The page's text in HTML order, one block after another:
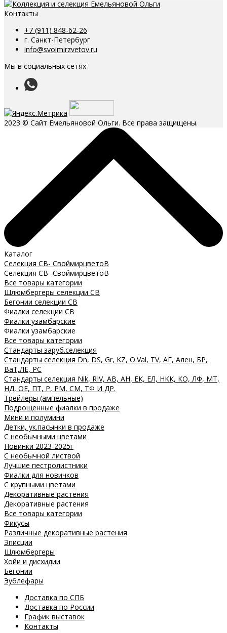
Контакты
+7 (911) 848-62-26
г. Санкт-Петербург
info@svoimirzvetov.ru
Мы в социальных сетях
2023 © Сайт Емельяновой Ольги. Все права защищены.
Каталог
Селекция СВ- СвоймирцветоВ
Селекция СВ- СвоймирцветоВ
Все товары категории
Шлюмбергеры селекции СВ
Бегонии селекции СВ
Фиалки селекции СВ
Фиалки узамбарские
Фиалки узамбарские
Все товары категории
Стандарты заруб.селекция
Стандарты селекция Dn, DS, Gr, KZ, O.Val, TV, АГ, Ален, БР,
ВаТ,ЛЕ, РС
Стандарты селекция Nik, RIV, АВ, АН, ЕК, ЕЛ, НКК, КО, ЛФ, МТ,
НД, ОЕ, ПТ, Р, РМ, СМ, ТФ И ДР.
Трейлеры (ампельные)
Подрощенные фиалки в продаже
Мини и полумини
Детки, ук.пасынки в продаже
С необычными цветами
Новинки 2023-2025г
С необычной листвой
Лучшие пестролистники
Фиалки для новичков
С крупными цветами
Декоративные растения
Декоративные растения
Все товары категории
Фикусы
Различные декоративные растения
Эписции
Шлюмбергеры
Хойи и дисхидии
Бегонии
Эублефары
Доставка по СПБ
Доставка по России
График выставок
Контакты